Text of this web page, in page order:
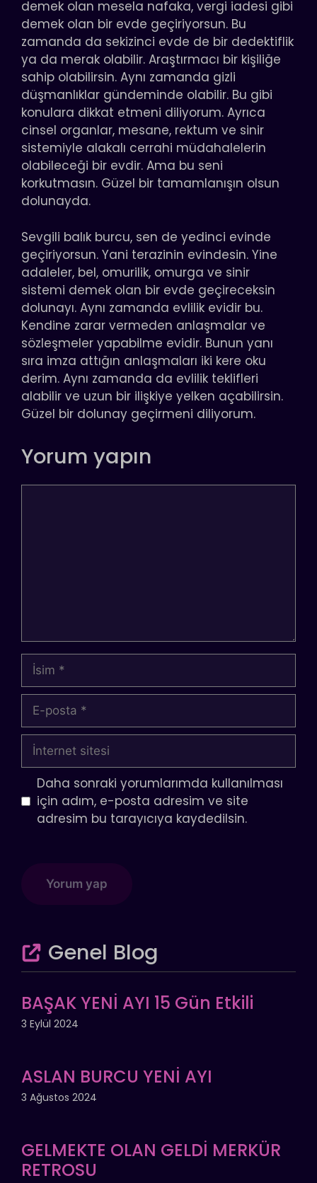
demek olan mesela nafaka, vergi iadesi gibi
demek olan bir evde geçiriyorsun. Bu
zamanda da sekizinci evde de bir dedektiflik
ya da merak olabilir. Araştırmacı bir kişiliğe
sahip olabilirsin. Aynı zamanda gizli
düşmanlıklar gündeminde olabilir. Bu gibi
konulara dikkat etmeni diliyorum. Ayrıca
cinsel organlar, mesane, rektum ve sinir
sistemiyle alakalı cerrahi müdahalelerin
olabileceği bir evdir. Ama bu seni
korkutmasın. Güzel bir tamamlanışın olsun
dolunayda.
Sevgili balık burcu, sen de yedinci evinde
geçiriyorsun. Yani terazinin evindesin. Yine
adaleler, bel, omurilik, omurga ve sinir
sistemi demek olan bir evde geçireceksin
dolunayı. Aynı zamanda evlilik evidir bu.
Kendine zarar vermeden anlaşmalar ve
sözleşmeler yapabilme evidir. Bunun yanı
sıra imza attığın anlaşmaları iki kere oku
derim. Aynı zamanda da evlilik teklifleri
alabilir ve uzun bir ilişkiye yelken açabilirsin.
Güzel bir dolunay geçirmeni diliyorum.
Yorum yapın
İsim
posta
İnternet
sitesi
Daha sonraki yorumlarımda kullanılması
için adım, e-posta adresim ve site
adresim bu tarayıcıya kaydedilsin.
Genel Blog
BAŞAK YENİ AYI 15 Gün Etkili
3 Eylül 2024
ASLAN BURCU YENİ AYI
3 Ağustos 2024
GELMEKTE OLAN GELDİ MERKÜR
RETROSU